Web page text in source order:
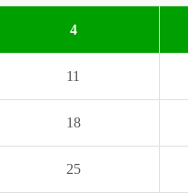
4
11
18
25